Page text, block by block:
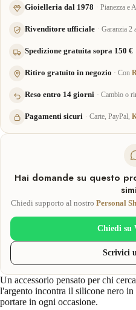
Gioielleria dal 1978 Pianezza e
Rivenditore ufficiale Garanzia 2
Spedizione gratuita sopra 150 €
Ritiro gratuito in negozio Con
Reso entro 14 giorni Cambio o
Pagamenti sicuri Carte, PayPal,
Hai domande su questo
Chiedi supporto al nostro Personal
Chiedi su
Scrivici
Un accessorio pensato per chi
l'argento incontra il silicone nero
portare in ogni occasione.